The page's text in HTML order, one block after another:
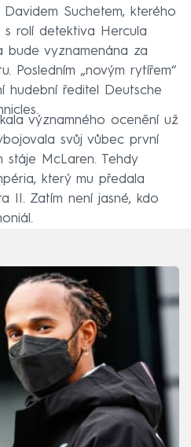
Suchetem, kterého
s rolí detektiva Hercula
bude vyznamenána za
Posledním „novým rytířem“
hudební ředitel Deutsche
významného ocenění už
svůj vůbec první
stáje McLaren. Tehdy
který mu předala
II. Zatím není jasné, kdo